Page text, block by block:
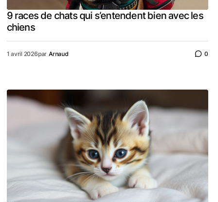
9 races de chats qui s’entendent bien avec les
chiens
1 avril 2026par Arnaud 0